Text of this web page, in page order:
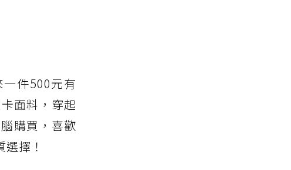
件500元有
面料，穿起
購買，喜歡
擇！